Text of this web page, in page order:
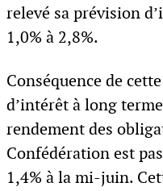
relevé sa prévision
1,0% à 2,8%.
Conséquence de
d’intérêt à long
rendement des
Confédération est
1,4% à la mi-juin.